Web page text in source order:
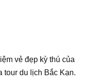
vẻ đẹp kỳ thú của
tour du lịch Bắc Kạn.